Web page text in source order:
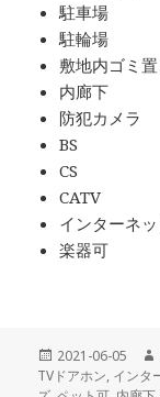
駐車場
駐輪場
敷地内ゴミ
内廊下
防犯カメラ
BS
CS
CATV
インターネッ
楽器可
投
稿
2021-06-05
TVドアホン, インタ